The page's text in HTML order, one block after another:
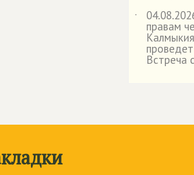
˙
правам
Встреча